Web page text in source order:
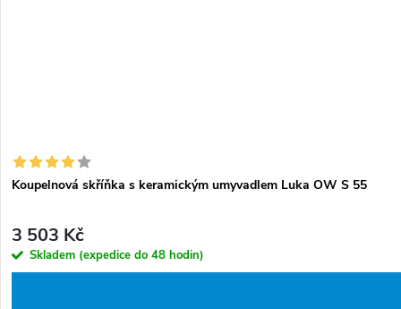
Koupelnová skříňka s keramickým umyvadlem Luka OW S 55
3 503 Kč
Skladem (expedice do 48 hodin)